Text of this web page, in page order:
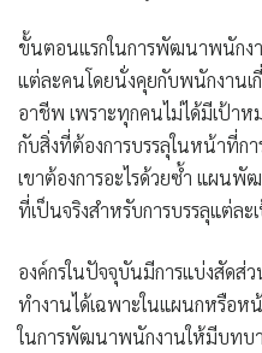
ขั้นตอนแรกในการพัฒนาพนักง
แต่ละคนโดยนั่งคุยกับพนักงานเ
อาชีพ เพราะทุกคนไม่ได้มีเป้าห
กับสิ่งที่ต้องการบรรลุในหน้าที่ก
เขาต้องการอะไรด้วยซ้ำ แผนพั
ที่เป็นจริงสำหรับการบรรลุแต่ละ
องค์กรในปัจจุบันมีการแบ่งสัดส่
ทำงานได้เฉพาะในแผนกหรือห
ในการพัฒนาพนักงานให้มีบทบ